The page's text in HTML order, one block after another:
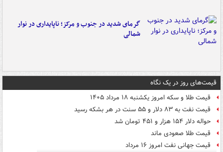
گرمای شدید در جنوب و مرکز؛ ناپایداری در نوار
شمالی
قیمت‌های روز در یک نگاه
قیمت طلا و سکه امروز یکشنبه ۱۸ مرداد ۱۴۰۵
قیمت نفت به ۸۳ دلار و ۵۵ سنت در هر بشکه رسید
حواله دلار ۱۵۴ هزار و ۴۵۱ تومان شد
قیمت طلا صعودی ماند
قیمت جهانی نفت امروز ۱۶ مرداد